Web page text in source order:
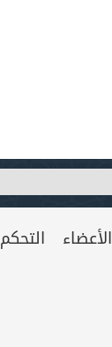
الأعضاء التحكم